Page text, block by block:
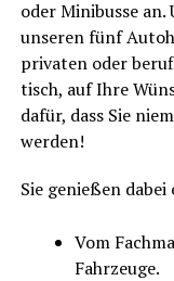
oder Mini­bus­se an.
unse­ren fünf
pri­va­ten oder
tisch, auf Ihre
dafür, dass Sie
werden!
Sie genie­ßen
Vom
Fahrzeuge.